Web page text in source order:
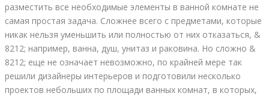
разместить все необходимые элементы в ванной комнате не
самая простая задача. Сложнее всего с предметами, которые
никак нельзя уменьшить или полностью от них отказаться, &
8212; например, ванна, душ, унитаз и раковина. Но сложно &
8212; еще не означает невозможно, по крайней мере так
решили дизайнеры интерьеров и подготовили несколько
проектов небольших по площади ванных комнат, в которых,